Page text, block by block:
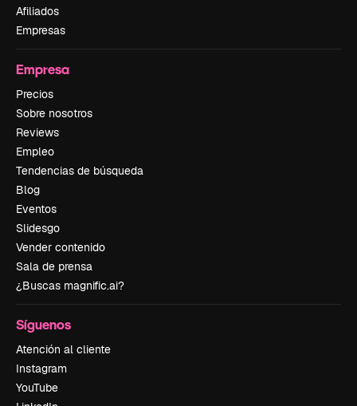
Afiliados
Empresas
Empresa
Precios
Sobre nosotros
Reviews
Empleo
Tendencias de búsqueda
Blog
Eventos
Slidesgo
Vender contenido
Sala de prensa
¿Buscas magnific.ai?
Síguenos
Atención al cliente
Instagram
YouTube